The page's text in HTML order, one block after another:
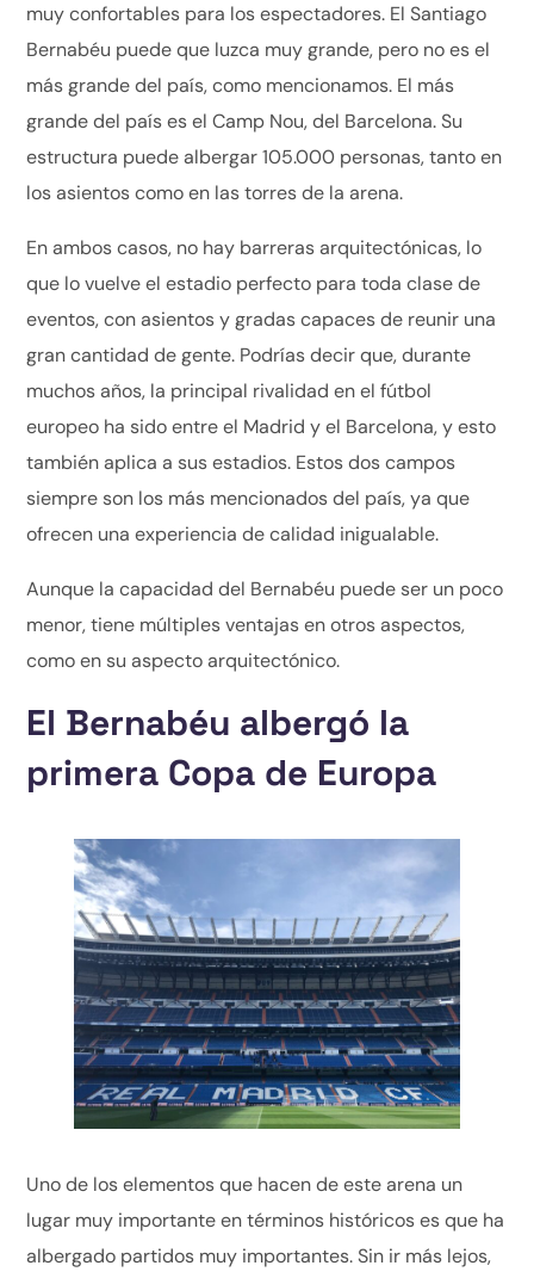
muy confortables para los espectadores. El Santiago
Bernabéu puede que luzca muy grande, pero no es el
más grande del país, como mencionamos. El más
grande del país es el Camp Nou, del Barcelona. Su
estructura puede albergar 105.000 personas, tanto en
los asientos como en las torres de la arena.
En ambos casos, no hay barreras arquitectónicas, lo
que lo vuelve el estadio perfecto para toda clase de
eventos, con asientos y gradas capaces de reunir una
gran cantidad de gente. Podrías decir que, durante
muchos años, la principal rivalidad en el fútbol
europeo ha sido entre el Madrid y el Barcelona, y esto
también aplica a sus estadios. Estos dos campos
siempre son los más mencionados del país, ya que
ofrecen una experiencia de calidad inigualable.
Aunque la capacidad del Bernabéu puede ser un poco
menor, tiene múltiples ventajas en otros aspectos,
como en su aspecto arquitectónico.
El Bernabéu albergó la
primera Copa de Europa
Uno de los elementos que hacen de este arena un
lugar muy importante en términos históricos es que ha
albergado partidos muy importantes. Sin ir más lejos,